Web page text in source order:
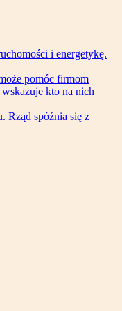
i energetykę.
pomóc firmom
kto na nich
Rząd spóźnia się z